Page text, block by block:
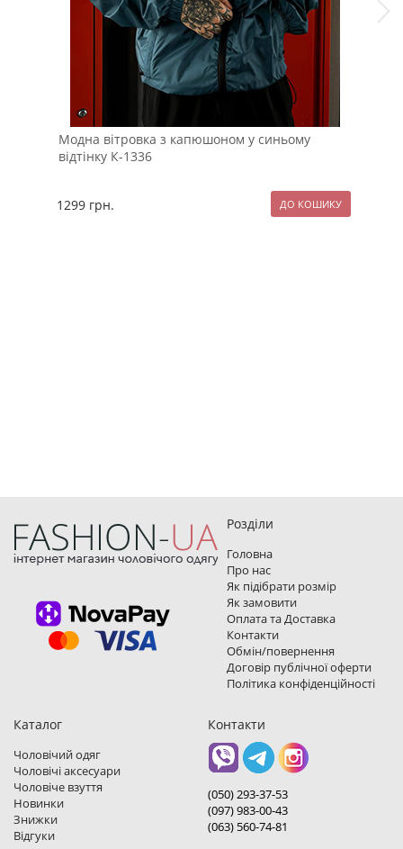
Модна вітровка з капюшоном у синьому
відтінку К-1336
1299 грн.
Розділи
Головна
Про нас
Як підібрати розмір
Як замовити
Оплата та Доставка
Контакти
Обмін/повернення
Договір публічної оферти
Політика конфіденційності
Каталог
Чоловічий одяг
Чоловічі аксесуари
Чоловіче взуття
Новинки
Знижки
Відгуки
Контакти
(050) 293-37-53
(097) 983-00-43
(063) 560-74-81